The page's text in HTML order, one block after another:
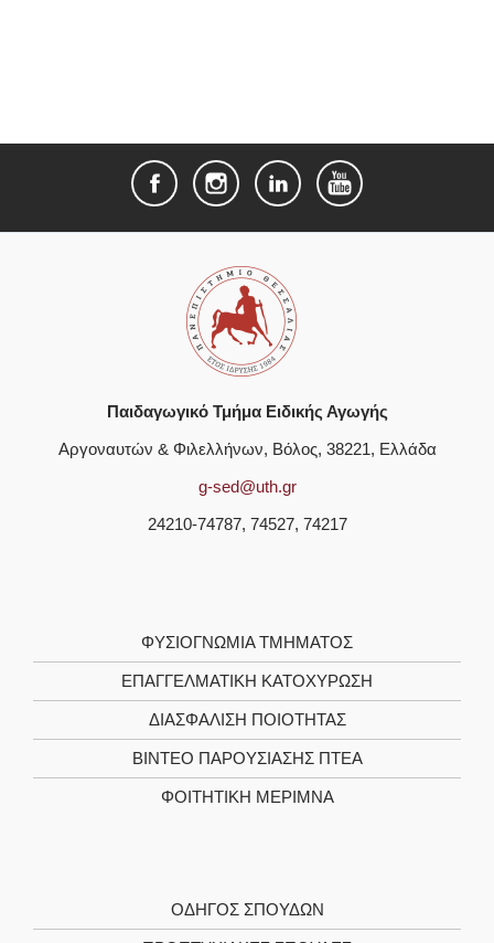
Παιδαγωγικό Τμήμα Ειδικής Αγωγής
Αργοναυτών & Φιλελλήνων, Βόλος, 38221, Ελλάδα
g-sed@uth.gr
24210-74787, 74527, 74217
ΦΥΣΙΟΓΝΩΜΊΑ ΤΜΉΜΑΤΟΣ
ΕΠΑΓΓΕΛΜΑΤΙΚΉ ΚΑΤΟΧΎΡΩΣΗ
ΔΙΑΣΦΆΛΙΣΗ ΠΟΙΌΤΗΤΑΣ
ΒΊΝΤΕΟ ΠΑΡΟΥΣΊΑΣΗΣ ΠΤΕΑ
ΦΟΙΤΗΤΙΚΉ ΜΈΡΙΜΝΑ
ΟΔΗΓΌΣ ΣΠΟΥΔΏΝ